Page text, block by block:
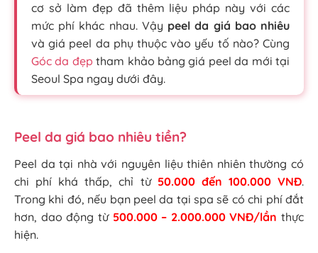
cơ sở làm đẹp đã thêm liệu pháp này với các
mức phí khác nhau. Vậy peel da giá bao nhiêu
và giá peel da phụ thuộc vào yếu tố nào? Cùng
Góc da đẹp tham khảo bảng giá peel da mới tại
Seoul Spa ngay dưới đây.
Peel da giá bao nhiêu tiền?
Peel da tại nhà với nguyên liệu thiên nhiên thường có
chi phí khá thấp, chỉ từ 50.000 đến 100.000 VNĐ.
Trong khi đó, nếu bạn peel da tại spa sẽ có chi phí đắt
hơn, dao động từ 500.000 – 2.000.000 VNĐ/lần thực
hiện.